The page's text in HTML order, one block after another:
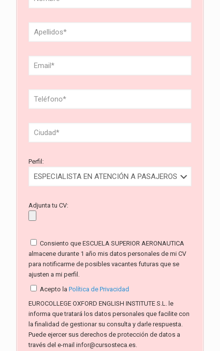
Perfil:
Adjunta tu CV:
Consiento que ESCUELA SUPERIOR AERONAUTICA
almacene durante 1 año mis datos personales de mi CV
para notificarme de posibles vacantes futuras que se
ajusten a mi perfil.
Acepto la Política de Privacidad
EUROCOLLEGE OXFORD ENGLISH INSTITUTE S.L. le
informa que tratará los datos personales que facilite con
la finalidad de gestionar su consulta y darle respuesta.
Puede ejercer sus derechos de protección de datos a
través del e-mail infor@cursosteca.es.